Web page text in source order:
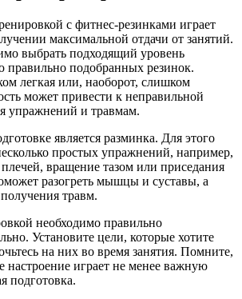
с фитнес-резинками играет
максимальной отдачи от занятий.
выбрать подходящий уровень
правильно подобранных резинок.
легкая или, наоборот, слишком
может привести к неправильной
упражнений и травмам.
является разминка. Для этого
простых упражнений, например,
вращение тазом или приседания
разогреть мышцы и суставы, а
травм.
необходимо правильно
Установите цели, которые хотите
на них во время занятия. Помните,
настроение играет не менее важную
подготовка.